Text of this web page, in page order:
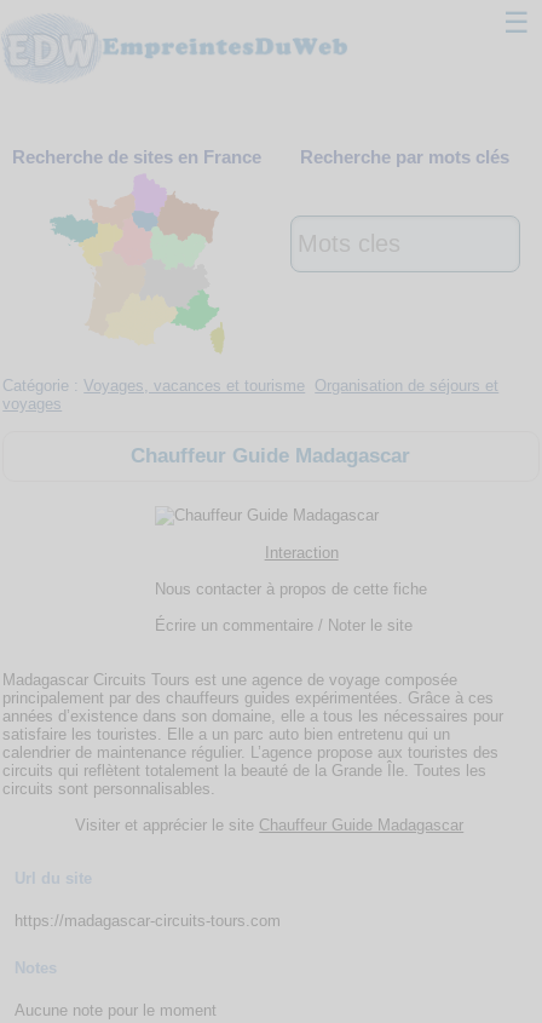
☰
Webmaster
Contact
Support
Recherche de sites en France Recherche par mots clés
Catégorie :Voyages, vacances et tourisme
Organisation de séjours et
voyages
Chauffeur Guide Madagascar
Interaction
Nous contacter à propos de cette fiche
Écrire un commentaire / Noter le site
Madagascar Circuits Tours est une agence de voyage composée
principalement par des chauffeurs guides expérimentées. Grâce à ces
années d’existence dans son domaine, elle a tous les nécessaires pour
satisfaire les touristes. Elle a un parc auto bien entretenu qui un
calendrier de maintenance régulier. L’agence propose aux touristes des
circuits qui reflètent totalement la beauté de la Grande Île. Toutes les
circuits sont personnalisables.
Visiter et apprécier le site Chauffeur Guide Madagascar
Url du site
https://madagascar-circuits-tours.com
Notes
Aucune note pour le moment